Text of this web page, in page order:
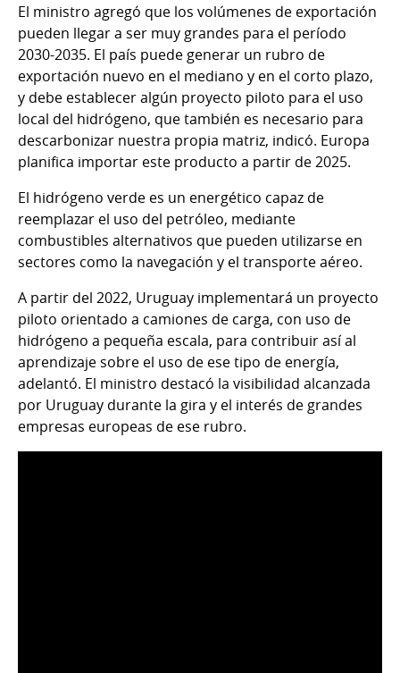
El ministro agregó que los volúmenes de exportación
pueden llegar a ser muy grandes para el período
2030-2035. El país puede generar un rubro de
exportación nuevo en el mediano y en el corto plazo,
y debe establecer algún proyecto piloto para el uso
local del hidrógeno, que también es necesario para
descarbonizar nuestra propia matriz, indicó. Europa
planifica importar este producto a partir de 2025.
El hidrógeno verde es un energético capaz de
reemplazar el uso del petróleo, mediante
combustibles alternativos que pueden utilizarse en
sectores como la navegación y el transporte aéreo.
A partir del 2022, Uruguay implementará un proyecto
piloto orientado a camiones de carga, con uso de
hidrógeno a pequeña escala, para contribuir así al
aprendizaje sobre el uso de ese tipo de energía,
adelantó. El ministro destacó la visibilidad alcanzada
por Uruguay durante la gira y el interés de grandes
empresas europeas de ese rubro.